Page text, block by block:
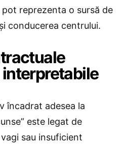
reprezenta o sursă de
conducerea centrului.
încadrat adesea la
este legat de
sau insuficient